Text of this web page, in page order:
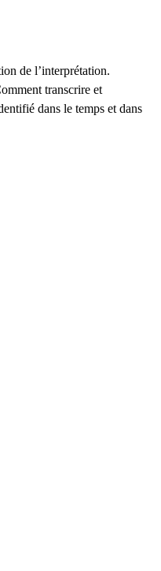
de l’interprétation.
transcrire et
dans le temps et dans